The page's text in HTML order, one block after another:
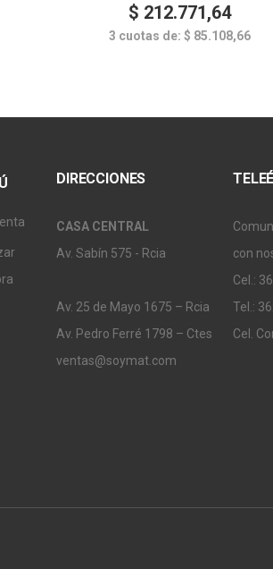
$ 212.771,64
3 cuotas de: $ 85.108,66
DIRECCIONES
CASA CENTRAL
Av. Sabín 575 - Rcia
Av. 25 de Mayo 1675 – Rcia
Av. Pedro Ferré 1798 – Ctes
ventas@soymat.com
con
Cel.:
Tel.:
Cel.